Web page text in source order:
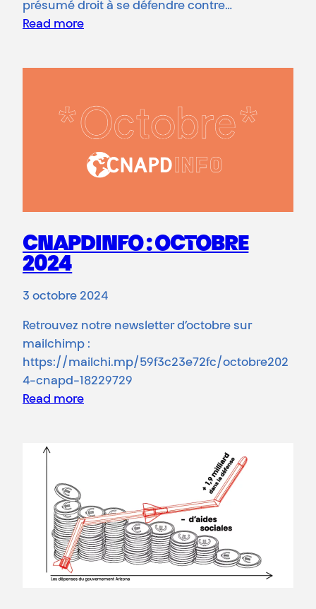
présumé droit à se défendre contre…
Read more
CNAPDINFO : OCTOBRE
2024
3 octobre 2024
Retrouvez notre newsletter d’octobre sur
mailchimp :
https://mailchi.mp/59f3c23e72fc/octobre202
4-cnapd-18229729
Read more